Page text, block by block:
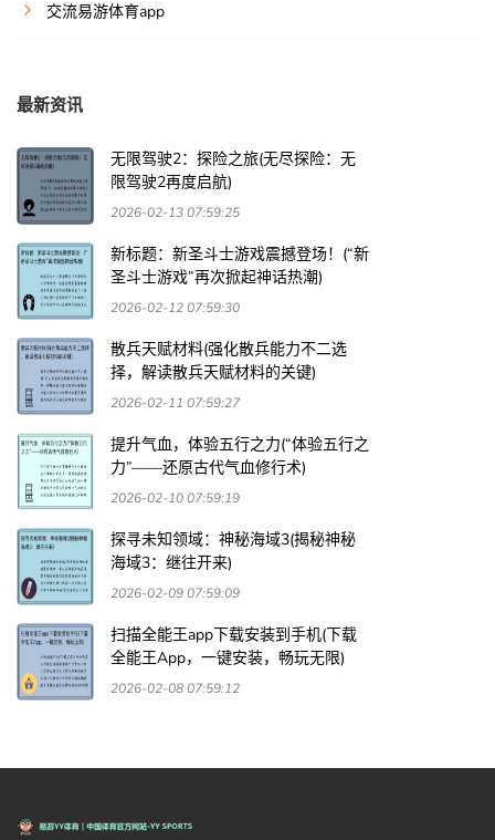
交流易游体育app
最新资讯
无限驾驶2：探险之旅(无尽探险：无
限驾驶2再度启航)
2026-02-13 07:59:25
新标题：新圣斗士游戏震撼登场！(“新
圣斗士游戏”再次掀起神话热潮)
2026-02-12 07:59:30
散兵天赋材料(强化散兵能力不二选
择，解读散兵天赋材料的关键)
2026-02-11 07:59:27
提升气血，体验五行之力(“体验五行之
力”——还原古代气血修行术)
2026-02-10 07:59:19
探寻未知领域：神秘海域3(揭秘神秘
海域3：继往开来)
2026-02-09 07:59:09
扫描全能王app下载安装到手机(下载
全能王App，一键安装，畅玩无限)
2026-02-08 07:59:12